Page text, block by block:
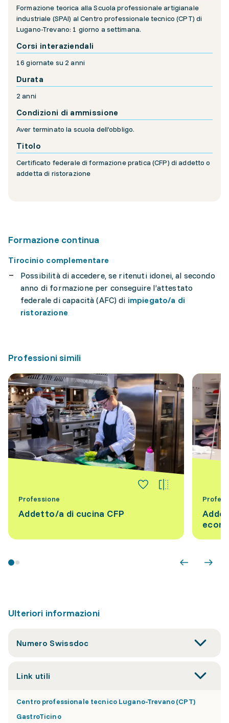
Formazione teorica alla Scuola professionale artigianale
industriale (SPAI) al Centro professionale tecnico (CPT) di
Lugano-Trevano: 1 giorno a settimana.
Corsi interaziendali
16 giornate su 2 anni
Durata
2 anni
Condizioni di ammissione
Aver terminato la scuola dell’obbligo.
Titolo
Certificato federale di formazione pratica (CFP) di addetto o
addetta di ristorazione
Formazione continua
Tirocinio complementare
Possibilità di accedere, se ritenuti idonei, al secondo
anno di formazione per conseguire l’attestato
federale di capacità (AFC) di impiegato/a di
ristorazione
Professioni simili
Professione
Addetto/a di cucina CFP
Ulteriori informazioni
Numero Swissdoc
Link utili
Centro professionale tecnico Lugano-Trevano (CPT)
GastroTicino